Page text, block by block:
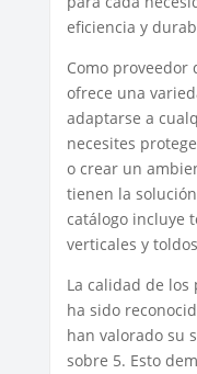
eficiencia y
Como proveedor
ofrece una
adaptarse a
necesites
o crear un
tienen la
catálogo incluye
verticales y
La calidad de los
ha sido
han valorado su
sobre 5. Esto